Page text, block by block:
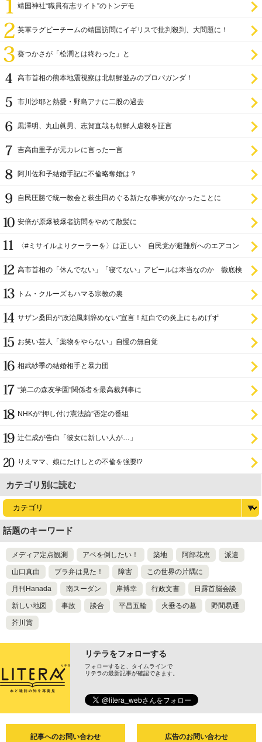
靖国神社“職員有志サイト”のトンデモ
英軍ラグビーチームの靖国訪問にイギリスで批判殺到、大問題に！
葵つかさが「松潤とは終わった」と
高市首相の熊本地震視察は北朝鮮並みのプロパガンダ！
市川沙耶と熱愛・野島アナに二股の過去
黒澤明、丸山眞男、志賀直哉も朝鮮人虐殺を証言
吉高由里子が元カレに言った一言
阿川佐和子結婚手記に不倫略奪婚は？
自民圧勝で統一教会と萩生田めぐる新たな事実がなかったことに
安倍が原爆被爆者訪問をやめて散髪に
〈#ミサイルよりクーラーを〉は正しい 自民党が避難所へのエアコン
高市首相の「休んでない」「寝てない」アピールは本当なのか 徹底検
トム・クルーズもハマる宗教の裏
サザン桑田が“政治風刺辞めない”宣言！紅白での炎上にもめげず
お笑い芸人「薬物をやらない」自慢の無自覚
相武紗季の結婚相手と暴力団
“第二の森友学園”関係者を最高裁判事に
NHKが“押し付け憲法論”否定の番組
辻仁成が告白「彼女に新しい人が…」
りえママ、娘にたけしとの不倫を強要!?
カテゴリ別に読む
話題のキーワード
メディア定点観測 アベを倒したい！ 築地 阿部花恵 派遣
山口真由 ブラ弁は見た！ 障害 この世界の片隅に
月刊Hanada 南スーダン 岸博幸 行政文書 日露首脳会談
新しい地図 事故 談合 平昌五輪 火垂るの墓 野間易通
芥川賞
リテラをフォローする
フォローすると、タイムラインで
リテラの最新記事が確認できます。
記事へのお問い合わせ 広告のお問い合わせ